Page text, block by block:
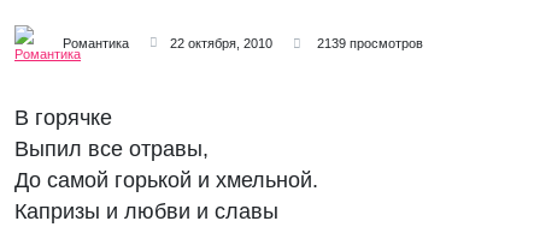
Романтика 22 октября, 2010 2139 просмотров
В горячке
Выпил все отравы,
До самой горькой и хмельной.
Капризы и любви и славы